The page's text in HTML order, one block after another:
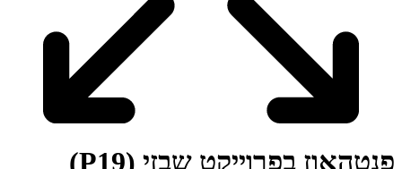
פנטהאוז בפרוייקט שבזי (P19)